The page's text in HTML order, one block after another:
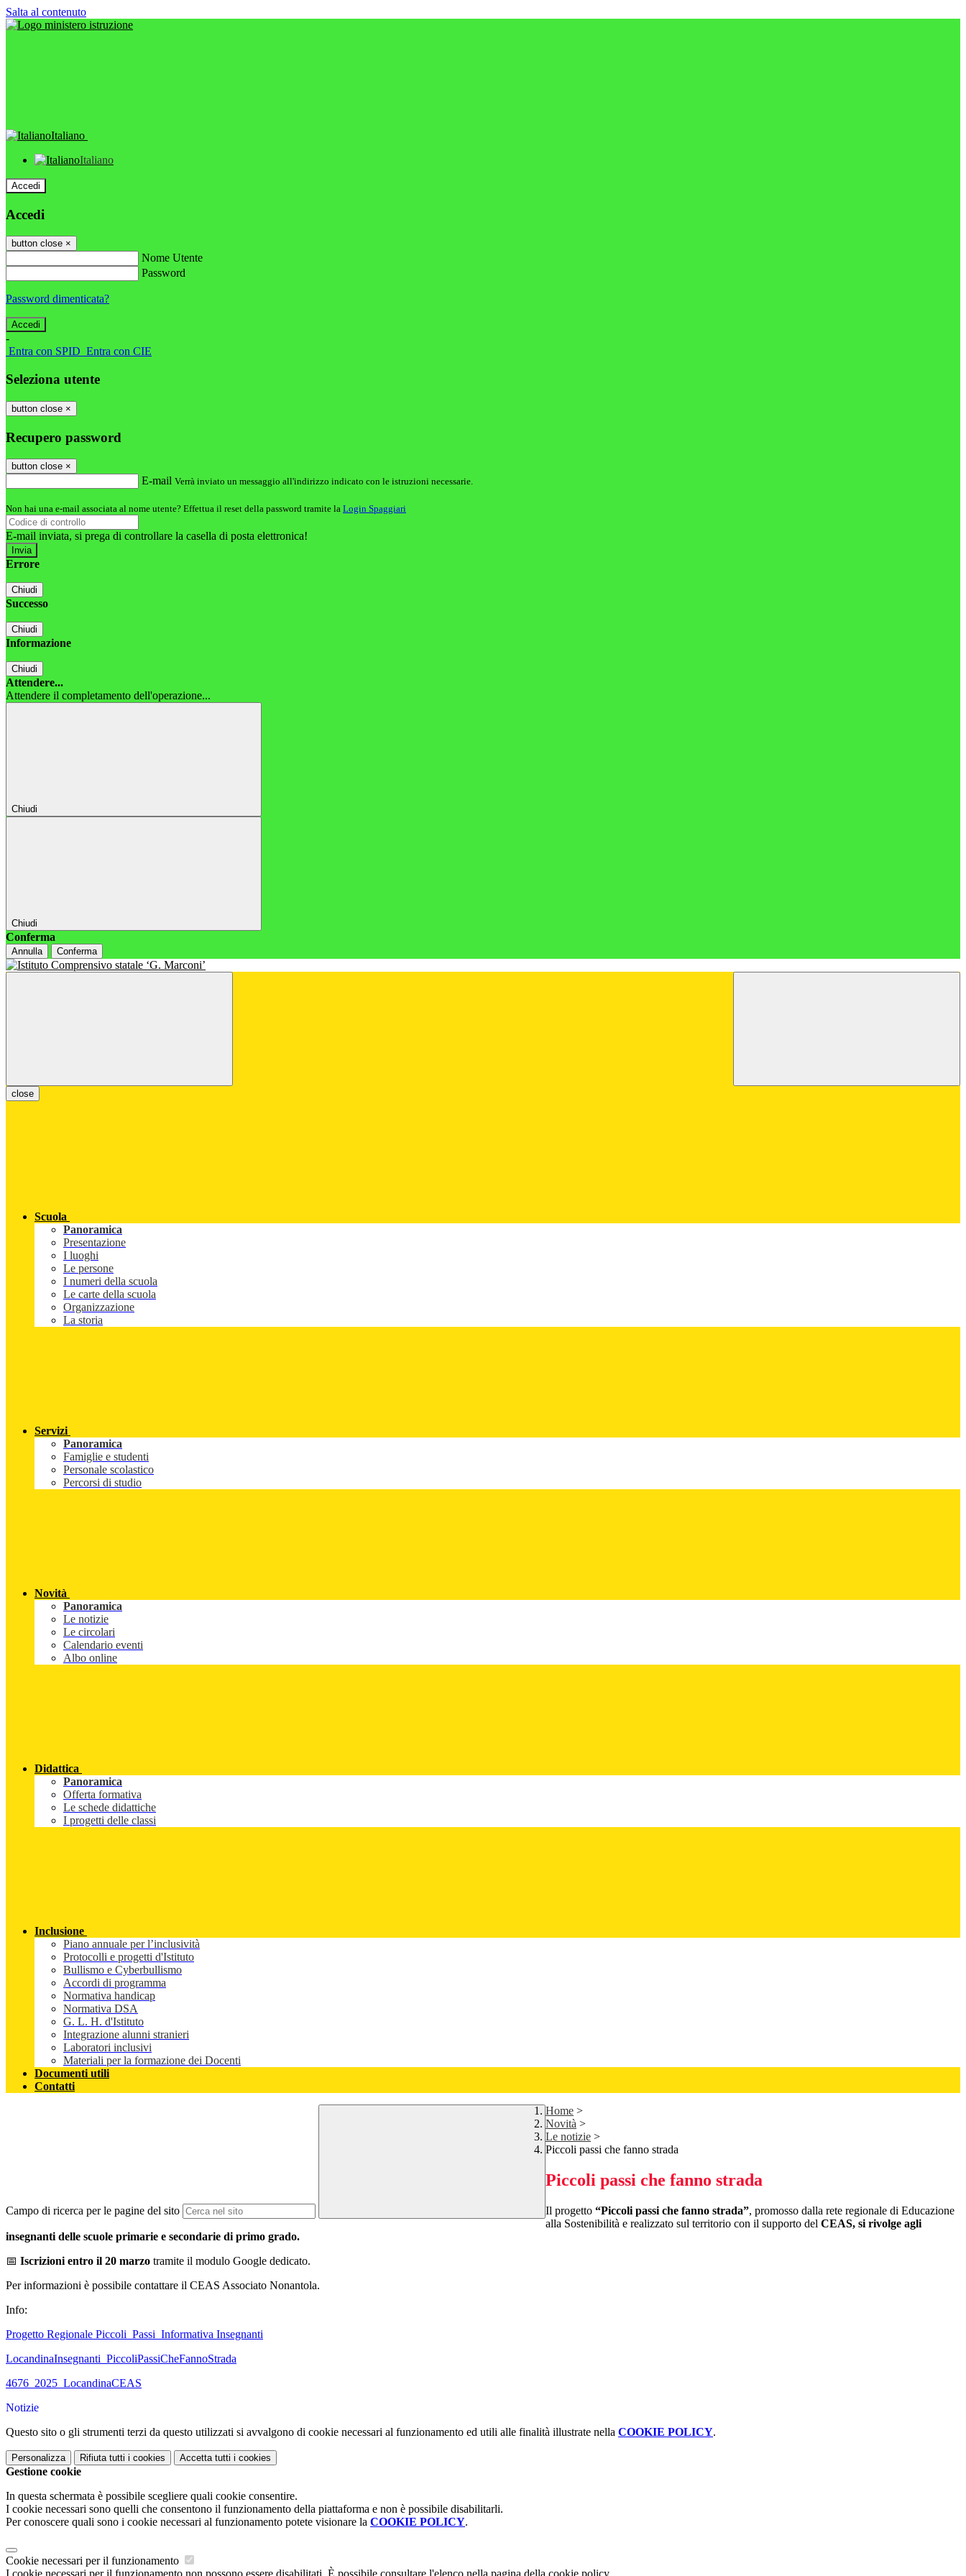
Salta al contenuto
Italiano
Italiano
Accedi
Accedi
button close ×
Nome Utente
Password
Password dimenticata?
-
Entra con SPID Entra con CIE
Seleziona utente
button close ×
Recupero password
button close ×
E-mail Verrà inviato un messaggio all'indirizzo indicato con le istruzioni necessarie.
Non hai una e-mail associata al nome utente? Effettua il reset della password tramite la Login Spaggiari
E-mail inviata, si prega di controllare la casella di posta elettronica!
Errore
Chiudi
Successo
Chiudi
Informazione
Chiudi
Attendere...
Attendere il completamento dell'operazione...
Chiudi
Chiudi
Conferma
Annulla Conferma
close
Scuola
Panoramica
Presentazione
I luoghi
Le persone
I numeri della scuola
Le carte della scuola
Organizzazione
La storia
Servizi
Panoramica
Famiglie e studenti
Personale scolastico
Percorsi di studio
Novità
Panoramica
Le notizie
Le circolari
Calendario eventi
Albo online
Didattica
Panoramica
Offerta formativa
Le schede didattiche
I progetti delle classi
Inclusione
Piano annuale per l’inclusività
Protocolli e progetti d'Istituto
Bullismo e Cyberbullismo
Accordi di programma
Normativa handicap
Normativa DSA
G. L. H. d'Istituto
Integrazione alunni stranieri
Laboratori inclusivi
Materiali per la formazione dei Docenti
Documenti utili
Contatti
Campo di ricerca per le pagine del sito
Home >
Novità >
Le notizie >
Piccoli passi che fanno strada
Piccoli passi che fanno strada
Il progetto “Piccoli passi che fanno strada”, promosso dalla rete regionale di Educazione
alla Sostenibilità e realizzato sul territorio con il supporto del CEAS, si rivolge agli
insegnanti delle scuole primarie e secondarie di primo grado.
📅 Iscrizioni entro il 20 marzo tramite il modulo Google dedicato.
Per informazioni è possibile contattare il CEAS Associato Nonantola.
Info:
Progetto Regionale Piccoli_Passi_Informativa Insegnanti
LocandinaInsegnanti_PiccoliPassiCheFannoStrada
4676_2025_LocandinaCEAS
Notizie
Questo sito o gli strumenti terzi da questo utilizzati si avvalgono di cookie necessari al funzionamento ed utili alle finalità illustrate nella COOKIE POLICY.
Personalizza Rifiuta tutti i cookies Accetta tutti i cookies
Gestione cookie
In questa schermata è possibile scegliere quali cookie consentire.
I cookie necessari sono quelli che consentono il funzionamento della piattaforma e non è possibile disabilitarli.
Per conoscere quali sono i cookie necessari al funzionamento potete visionare la COOKIE POLICY.
Cookie necessari per il funzionamento